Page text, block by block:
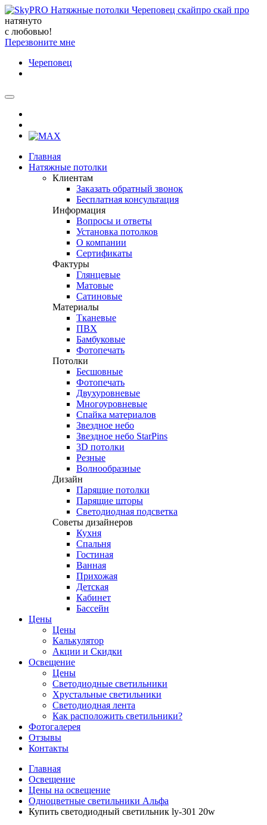
натянуто
с любовью!
Перезвоните мне
Череповец
Главная
Натяжные потолки
Клиентам
Заказать обратный звонок
Бесплатная консультация
Информация
Вопросы и ответы
Установка потолков
О компании
Сертификаты
Фактуры
Глянцевые
Матовые
Сатиновые
Материалы
Тканевые
ПВХ
Бамбуковые
Фотопечать
Потолки
Бесшовные
Фотопечать
Двухуровневые
Многоуровневые
Спайка материалов
Звездное небо
Звездное небо StarPins
3D потолки
Резные
Волнообразные
Дизайн
Парящие потолки
Парящие шторы
Светодиодная подсветка
Советы дизайнеров
Кухня
Спальня
Гостиная
Ванная
Прихожая
Детская
Кабинет
Бассейн
Цены
Цены
Калькулятор
Акции и Скидки
Освещение
Цены
Светодиодные светильники
Хрустальные светильники
Светодиодная лента
Как расположить светильники?
Фотогалерея
Отзывы
Контакты
Главная
Освещение
Цены на освещение
Одноцветные светильники Альфа
Купить светодиодный светильник ly-301 20w